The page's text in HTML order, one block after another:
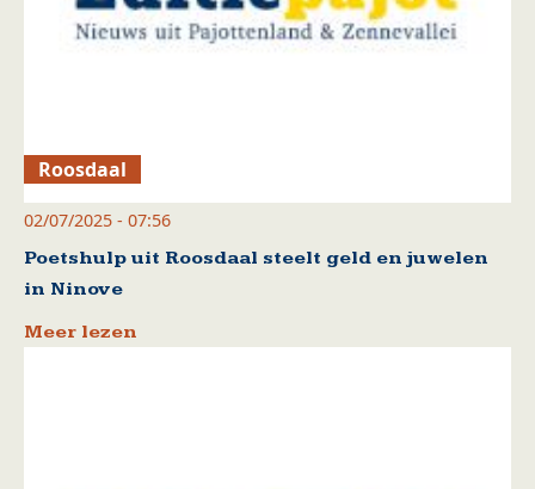
Roosdaal
02/07/2025 - 07:56
Poetshulp uit Roosdaal steelt geld en juwelen
in Ninove
Meer lezen